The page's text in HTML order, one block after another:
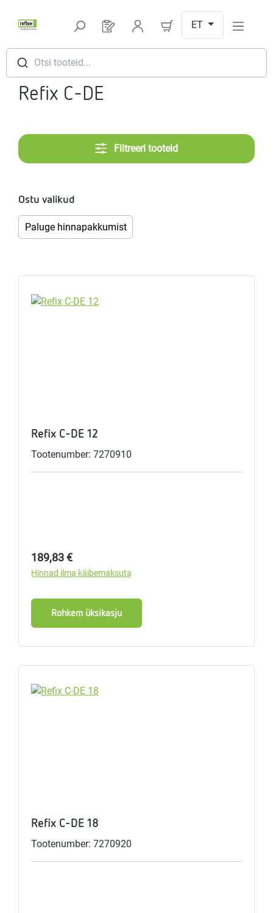
Otsi tooteid...
Sul on 0 toodet soovinimekirjas
ET
Refix C-DE
Filtreeri tooteid
Ostu valikud
Paluge hinnapakkumist
Refix C-DE 12
Tootenumber: 7270910
Tavahind:
189,83 €
Hinnad ilma käibemaksuta
Rohkem üksikasju
Refix C-DE 18
Tootenumber: 7270920